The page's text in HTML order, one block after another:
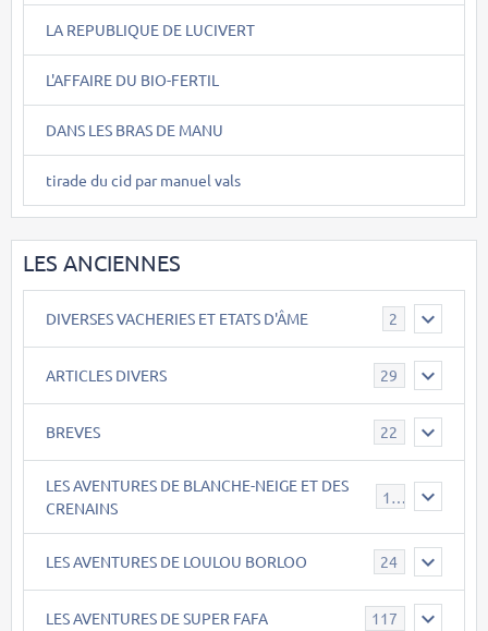
LA REPUBLIQUE DE LUCIVERT
L'AFFAIRE DU BIO-FERTIL
DANS LES BRAS DE MANU
tirade du cid par manuel vals
LES ANCIENNES
DIVERSES VACHERIES ET ETATS D'ÂME 2
ARTICLES DIVERS 29
BREVES 22
LES AVENTURES DE BLANCHE-NEIGE ET DES
CRENAINS
17
LES AVENTURES DE LOULOU BORLOO 24
LES AVENTURES DE SUPER FAFA 117